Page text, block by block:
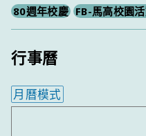
80週年校慶 FB-馬高校園
行事曆
月曆模式